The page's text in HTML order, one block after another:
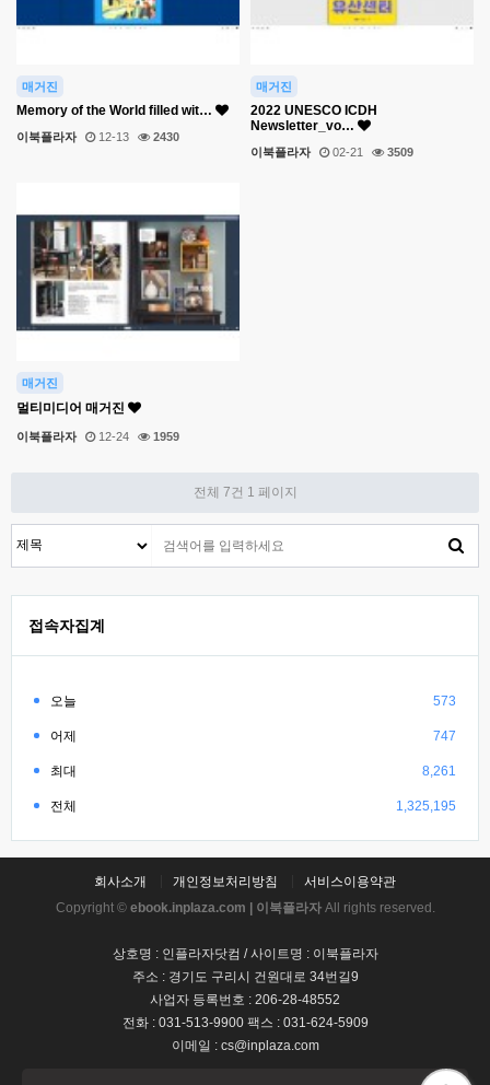
매거진
Memory of the World filled wit…
이북플라자 12-13 2430
매거진
2022 UNESCO ICDH
Newsletter_vo…
이북플라자 02-21 3509
매거진
멀티미디어 매거진
이북플라자 12-24 1959
전체 7건 1 페이지
접속자집계
오늘 573
어제 747
최대 8,261
전체 1,325,195
회사소개 개인정보처리방침
서비스이용약관
Copyright © ebook.inplaza.com | 이북플라자All rights reserved.
상호명 : 인플라자닷컴 / 사이트명 : 이북플라자
주소 : 경기도 구리시 건원대로 34번길9
사업자 등록번호 : 206-28-48552
전화 : 031-513-9900 팩스 : 031-624-5909
이메일 : cs@inplaza.com